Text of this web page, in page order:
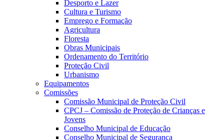
Desporto e Lazer
Cultura e Turismo
Emprego e Formação
Agricultura
Floresta
Obras Municipais
Ordenamento do Território
Proteção Civil
Urbanismo
Equipamentos
Comissões
Comissão Municipal de Proteção Civil
CPCJ – Comissão de Proteção de Crianças e
Jovens
Conselho Municipal de Educação
Conselho Municipal de Segurança